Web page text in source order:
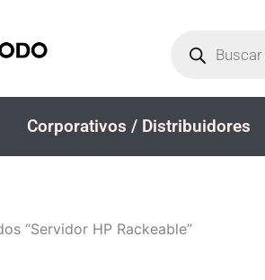
productos
Corporativos / Distribuidores
“Servidor HP Rackeable”